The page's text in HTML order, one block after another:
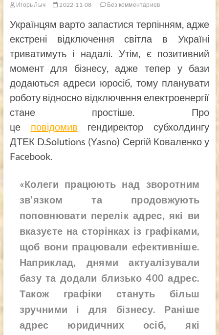
Игорь Лыч 2022-11-08 Без комментариев
Українцям варто запастися терпінням, адже
екстрені відключення світла в Україні
триватимуть і надалі. Утім, є позитивний
момент для бізнесу, адже тепер у бази
додаються адреси юросіб, тому планувати
роботу відносно відключення електроенергії
стане простіше. Про
це повідомив гендиректор субхолдингу
ДТЕК D.Solutions (Yasno) Сергій Коваленко у
Facebook.
«Колеги працюють над зворотним
зв’язком та продовжують
поповнювати перелік адрес, які ви
вказуєте на сторінках із графіками,
щоб вони працювали ефективніше.
Наприклад, днями актуалізували
базу та додали близько 400 адрес.
Також графіки стануть більш
зручними і для бізнесу. Раніше
адрес юридичних осіб, які